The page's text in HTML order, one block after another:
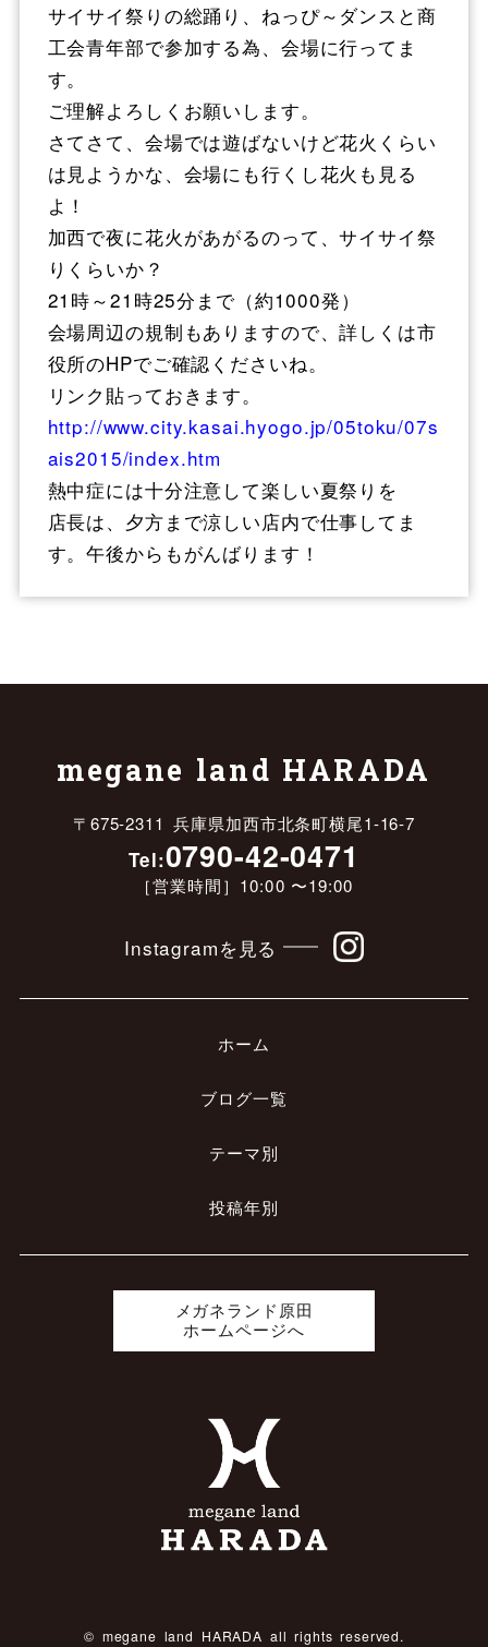
サイサイ祭りの総踊り、ねっぴ～ダンスと商
工会青年部で参加する為、会場に行ってま
す。
ご理解よろしくお願いします。
さてさて、会場では遊ばないけど花火くらい
は見ようかな、会場にも行くし花火も見る
よ！
加西で夜に花火があがるのって、サイサイ祭
りくらいか？
21時～21時25分まで（約1000発）
会場周辺の規制もありますので、詳しくは市
役所のHPでご確認くださいね。
リンク貼っておきます。
http://www.city.kasai.hyogo.jp/05toku/07s
ais2015/index.htm
熱中症には十分注意して楽しい夏祭りを
店長は、夕方まで涼しい店内で仕事してま
す。午後からもがんばります！
megane land HARADA
〒675-2311 兵庫県加西市北条町横尾1-16-7
Tel:0790-42-0471
［営業時間］10:00 〜19:00
Instagramを見る
ホーム
ブログ一覧
テーマ別
投稿年別
メガネランド原田
ホームページへ
© megane land HARADA all rights reserved.